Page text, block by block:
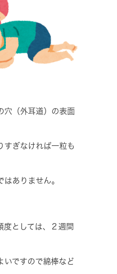
穴（外耳道）の表面
すぎなければ一粒も
はありません。
度としては、２週間
いですので綿棒など